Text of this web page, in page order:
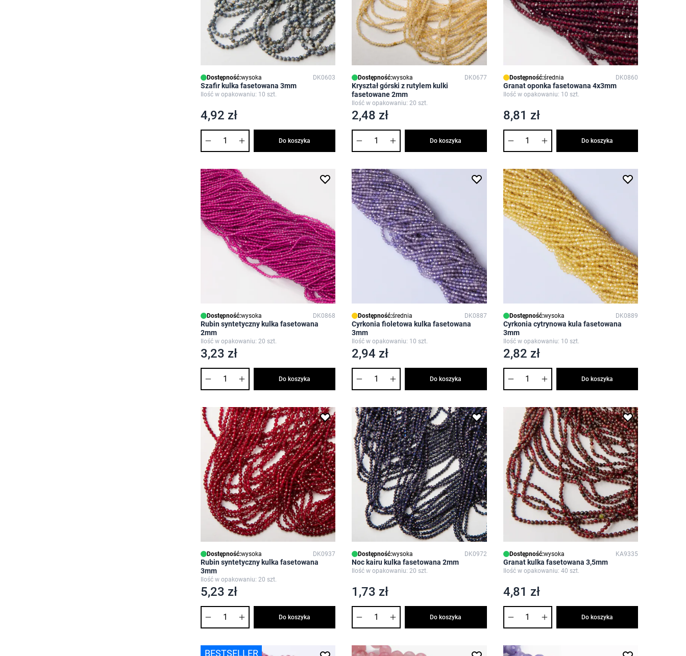
Dostępność:wysoka DK0603
Szafir kulka fasetowana 3mm
Ilość w opakowaniu: 10 szt.
4,92 zł
Do koszyka
Dostępność:wysoka DK0677
Kryształ górski z rutylem kulki
fasetowane 2mm
Ilość w opakowaniu: 20 szt.
2,48 zł
Do koszyka
Dostępność:średnia DK0860
Granat oponka fasetowana 4x3mm
Ilość w opakowaniu: 10 szt.
8,81 zł
Do koszyka
Dostępność:wysoka DK0868
Rubin syntetyczny kulka fasetowana
2mm
Ilość w opakowaniu: 20 szt.
3,23 zł
Do koszyka
Dostępność:średnia DK0887
Cyrkonia fioletowa kulka fasetowana
3mm
Ilość w opakowaniu: 10 szt.
2,94 zł
Do koszyka
Dostępność:wysoka DK0889
Cyrkonia cytrynowa kula fasetowana
3mm
Ilość w opakowaniu: 10 szt.
2,82 zł
Do koszyka
Dostępność:wysoka DK0937
Rubin syntetyczny kulka fasetowana
3mm
Ilość w opakowaniu: 20 szt.
5,23 zł
Do koszyka
Dostępność:wysoka DK0972
Noc kairu kulka fasetowana 2mm
Ilość w opakowaniu: 20 szt.
1,73 zł
Do koszyka
Dostępność:wysoka KA9335
Granat kulka fasetowana 3,5mm
Ilość w opakowaniu: 40 szt.
4,81 zł
Do koszyka
BESTSELLER